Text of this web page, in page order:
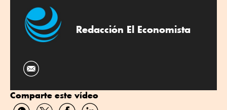
Redacción El Economista
Comparte este vídeo